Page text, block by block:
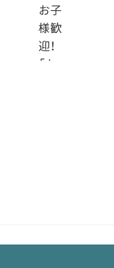
お子
様歓
迎！
「キ